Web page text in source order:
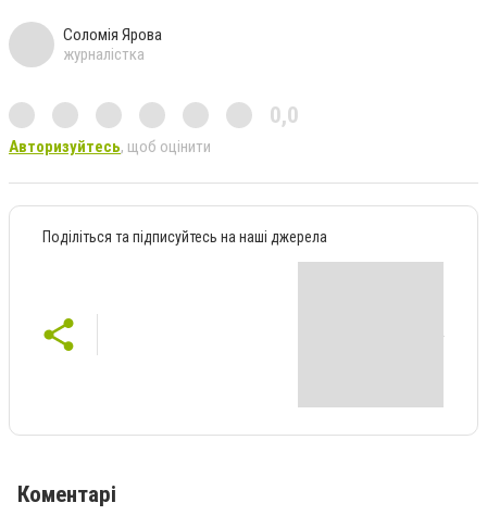
Соломія Ярова
журналістка
0,0
Авторизуйтесь, щоб оцінити
Поділіться та підписуйтесь на наші джерела
Коментарі